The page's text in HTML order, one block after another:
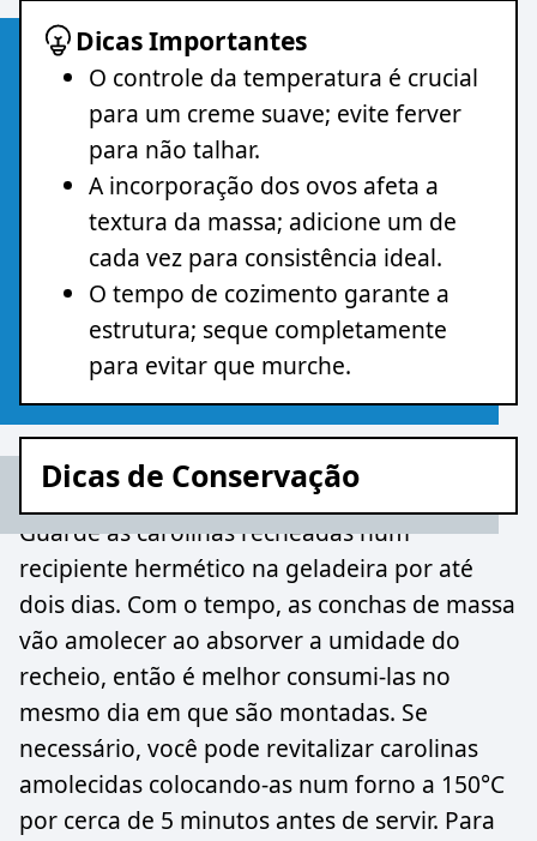
Dicas Importantes
O controle da temperatura é crucial
para um creme suave; evite ferver
para não talhar.
A incorporação dos ovos afeta a
textura da massa; adicione um de
cada vez para consistência ideal.
O tempo de cozimento garante a
estrutura; seque completamente
para evitar que murche.
Dicas de Conservação
Guarde as carolinas recheadas num
recipiente hermético na geladeira por até
dois dias. Com o tempo, as conchas de massa
vão amolecer ao absorver a umidade do
recheio, então é melhor consumi-las no
mesmo dia em que são montadas. Se
necessário, você pode revitalizar carolinas
amolecidas colocando-as num forno a 150°C
por cerca de 5 minutos antes de servir. Para